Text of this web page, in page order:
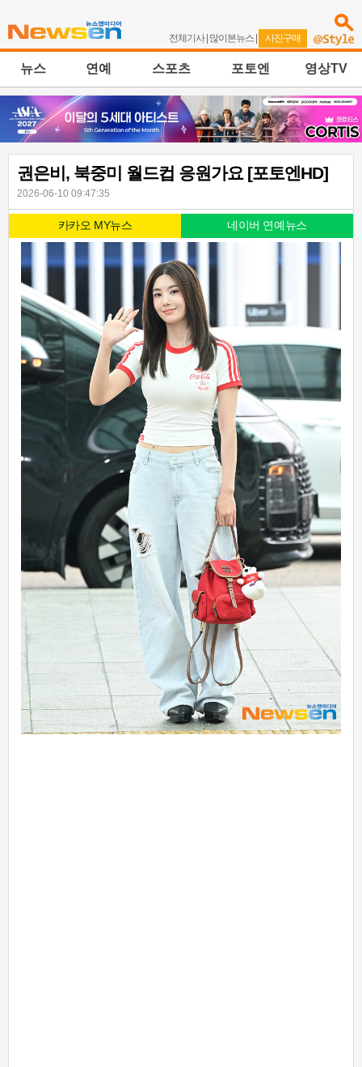
전체기사| 많이본뉴스 | 사진구매
뉴스 연예 스포츠 포토엔 영상TV
권은비, 북중미 월드컵 응원가요 [포토엔HD]
2026-06-10 09:47:35
카카오 MY뉴스 네이버 연예뉴스